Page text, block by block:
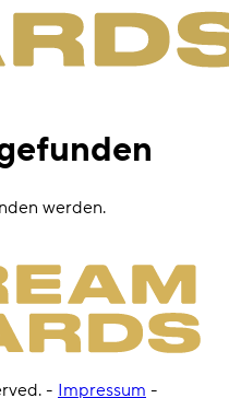
werden.
- Impressum -